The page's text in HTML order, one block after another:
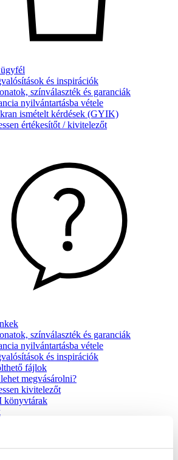
és inspirációk
színválaszték és garanciák
nyilvántartásba vétele
ismételt kérdések (GYIK)
értékesítőt / kivitelezőt
színválaszték és garanciák
nyilvántartásba vétele
és inspirációk
fájlok
megvásárolni?
kivitelezőt
könyvtárak